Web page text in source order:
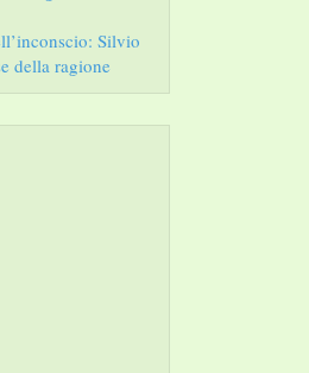
Silvio
della ragione